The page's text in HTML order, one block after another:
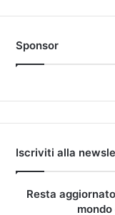
Sponsor
Iscriviti alla
Resta